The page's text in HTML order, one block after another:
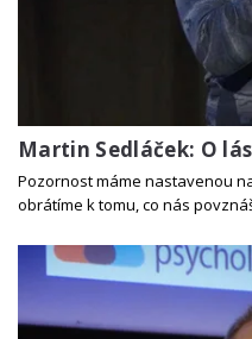
Martin Sedláček: O
Pozornost máme nastavenou
obrátíme k tomu, co nás